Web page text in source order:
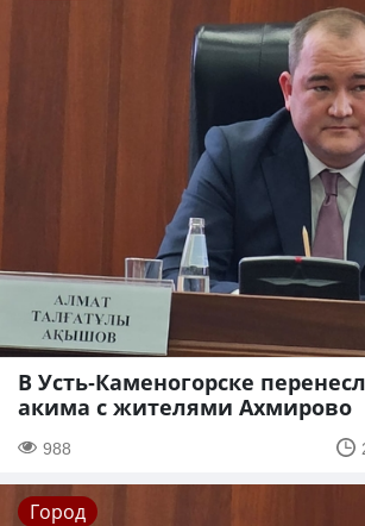
В Усть-Каменогорске
акима с жителями Ахмирово
988
Город